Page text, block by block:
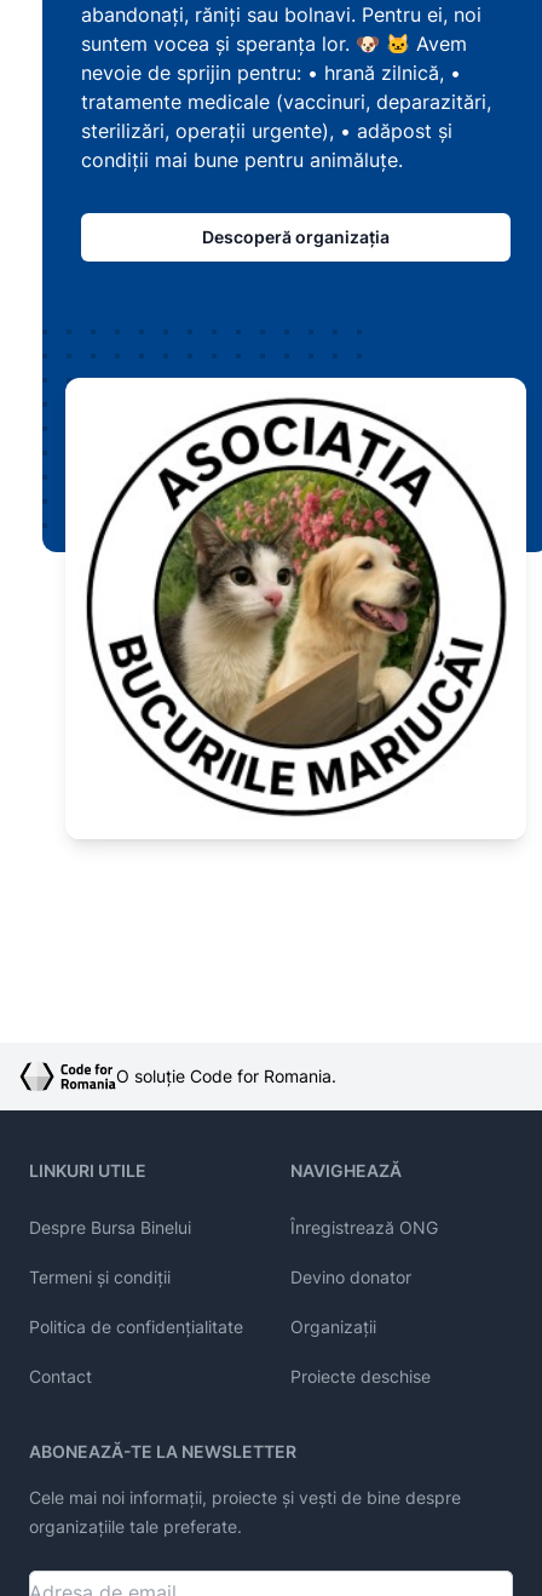
abandonați, răniți sau bolnavi. Pentru ei, noi
suntem vocea și speranța lor. 🐶 🐱 Avem
nevoie de sprijin pentru: • hrană zilnică, •
tratamente medicale (vaccinuri, deparazitări,
sterilizări, operații urgente), • adăpost și
condiții mai bune pentru animăluțe.
Descoperă organizația
O soluție Code for Romania.
LINKURI UTILE
Despre Bursa Binelui
Termeni și condiții
Politica de confidențialitate
Contact
NAVIGHEAZĂ
Înregistrează ONG
Devino donator
Organizații
Proiecte deschise
ABONEAZĂ-TE LA NEWSLETTER
Cele mai noi informații, proiecte și vești de bine despre
organizațiile tale preferate.